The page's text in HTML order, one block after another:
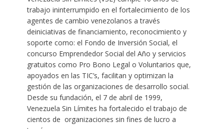
trabajo ininterrumpido en el fortalecimiento de los
agentes de cambio venezolanos a través
deiniciativas de financiamiento, reconocimiento y
soporte como: el Fondo de Inversión Social, el
concurso Emprendedor Social del Año y servicios
gratuitos como Pro Bono Legal o Voluntarios que,
apoyados en las TIC’s, facilitan y optimizan la
gestión de las organizaciones de desarrollo social.
Desde su fundación, el 7 de abril de 1999,
Venezuela Sin Límites ha fortalecido el trabajo de
cientos de organizaciones sin fines de lucro a